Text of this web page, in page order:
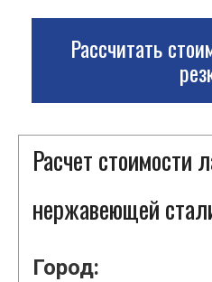
Рассчитать
Расчет стоимости
нержавеющей
Город: